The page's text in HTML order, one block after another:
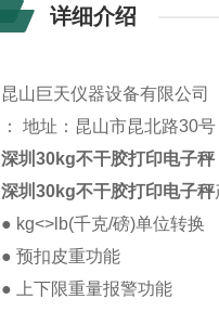
详细介绍
昆山巨天仪器设备有限公司
： 地址：昆山市昆北路30
深圳30kg不干胶打印电子
深圳30kg不干胶打印电子秤
● kg<>lb(千克/磅)单位转换
● 预扣皮重功能
● 上下限重量报警功能